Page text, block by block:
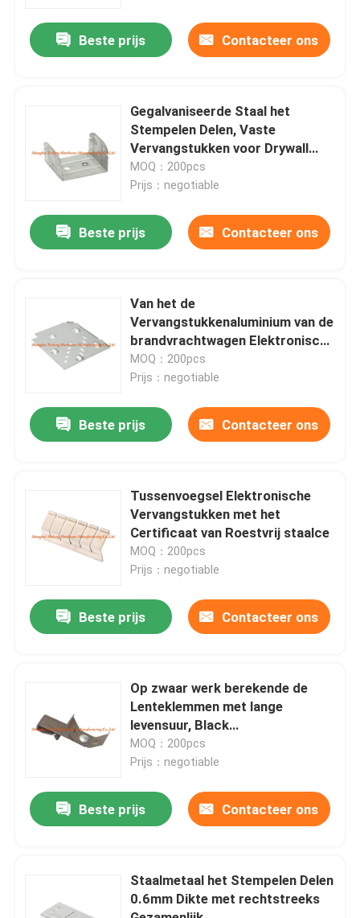
Ongeveer ons
Fabrieksreis
Verzoek om een Citaat
Het Comité van de aluminiumtoegang
Drywall toebehoren
Beste prijs Contacteer ons
Gegalvaniseerde Staal het
Stempelen Delen, Vaste
Vervangstukken voor Drywall
Toebehoren
MOQ：200pcs
Prijs：negotiable
Beste prijs Contacteer ons
Van het de
Vervangstukkenaluminium van de
brandvrachtwagen Elektronische
Beschikbare de Plaat Materiële
OEM
MOQ：200pcs
Prijs：negotiable
Beste prijs Contacteer ons
Tussenvoegsel Elektronische
Vervangstukken met het
Certificaat van Roestvrij staalce
MOQ：200pcs
Prijs：negotiable
Beste prijs Contacteer ons
Op zwaar werk berekende de
Lenteklemmen met lange
levensuur, Black
metalvervangstukken
MOQ：200pcs
Prijs：negotiable
Beste prijs Contacteer ons
Staalmetaal het Stempelen Delen
0.6mm Dikte met rechtstreeks